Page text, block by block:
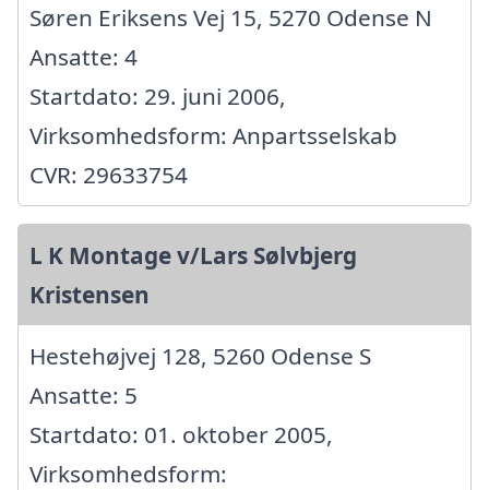
Søren Eriksens Vej 15, 5270 Odense N
Ansatte: 4
Startdato: 29. juni 2006,
Virksomhedsform: Anpartsselskab
CVR: 29633754
L K Montage v/Lars Sølvbjerg
Kristensen
Hestehøjvej 128, 5260 Odense S
Ansatte: 5
Startdato: 01. oktober 2005,
Virksomhedsform: